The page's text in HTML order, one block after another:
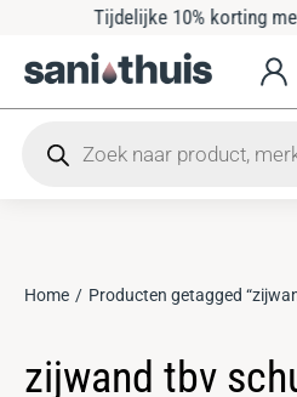
Tijdelijke 10% korting
Je bent hier:
Home Producten getagged
zijwand tbv